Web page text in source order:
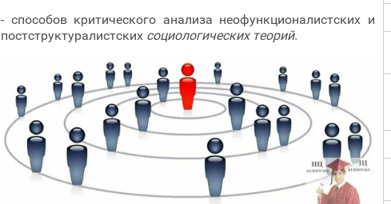
- способов критического анализа неофункционалистских и
постструктуралистских социологических теорий.